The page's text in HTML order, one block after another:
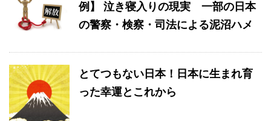
例】 泣き寝入りの現実 一部の日本
の警察・検察・司法による泥沼ハメ
とてつもない日本！日本に生まれ育
った幸運とこれから